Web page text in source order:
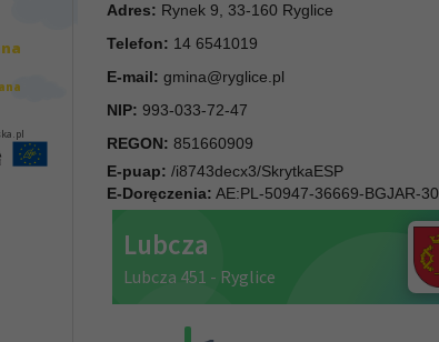
Adres: Rynek 9, 33-160 Ryglice
Telefon: 14 6541019
E-mail: gmina@ryglice.pl
NIP: 993-033-72-47
REGON: 851660909
E-puap: /i8743decx3/SkrytkaESP
E-Doręczenia: AE:PL-50947-36669-BGJAR-30